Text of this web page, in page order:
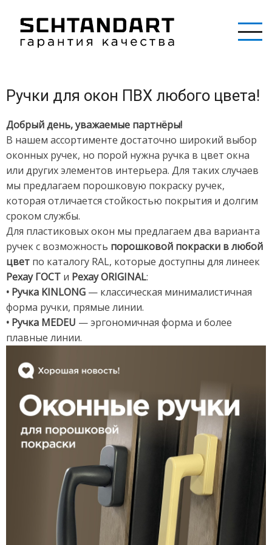
основному
Ручки для окон ПВХ любого цвета!
Добрый день, уважаемые партнёры!
В нашем ассортименте достаточно широкий выбор
оконных ручек, но порой нужна ручка в цвет окна
или других элементов интерьера. Для таких случаев
мы предлагаем порошковую покраску ручек,
которая отличается стойкостью покрытия и долгим
сроком службы.
Для пластиковых окон мы предлагаем два варианта
ручек с возможность порошковой покраски в любой
цвет по каталогу RAL, которые доступны для линеек
Рехау ГОСТ и Рехау ORIGINAL:
• Ручка KINLONG — классическая минималистичная
форма ручки, прямые линии.
• Ручка MEDEU — эргономичная форма и более
плавные линии.